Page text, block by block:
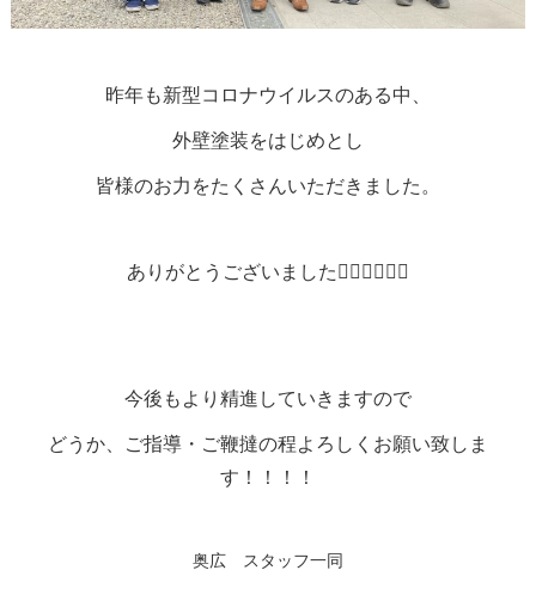
昨年も新型コロナウイルスのある中、
外壁塗装をはじめとし
皆様のお力をたくさんいただきました。
ありがとうございました🙇‍♂️🙇‍♂️🙇‍♂️
今後もより精進していきますので
どうか、ご指導・ご鞭撻の程よろしくお願い致しま
す！！！！
奥広 スタッフ一同